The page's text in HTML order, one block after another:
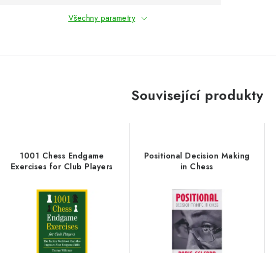
Všechny parametry
Související produkty
1001 Chess Endgame
Exercises for Club Players
Positional Decision Making
in Chess